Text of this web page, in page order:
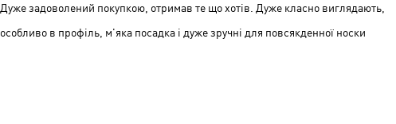
Дуже задоволений покупкою, отримав те що хотів. Дуже класно виглядають,
особливо в профіль, м'яка посадка і дуже зручні для повсякденної носки